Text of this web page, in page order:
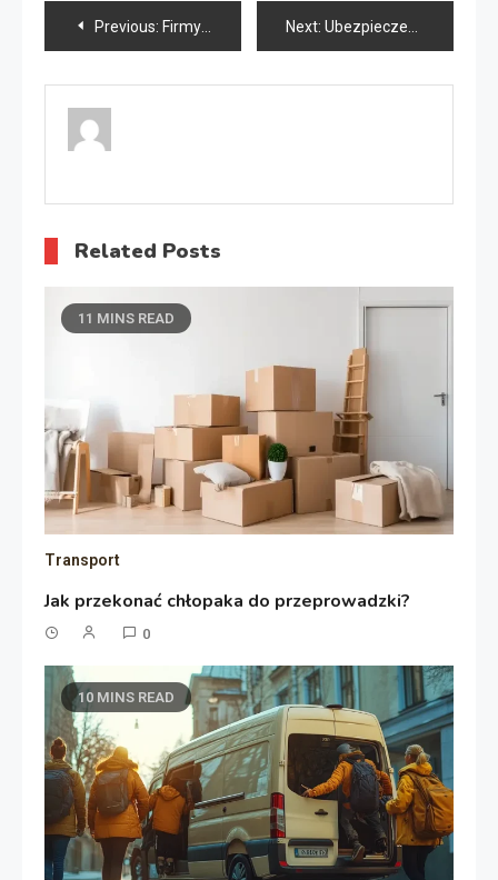
Nawigacja
wpisu
Previous: Firmy transportowe Wrocław Next: Ubezpieczenia w transporcie drogowym
Related Posts
11 MINS READ
Transport
Jak przekonać chłopaka do przeprowadzki?
0
10 MINS READ